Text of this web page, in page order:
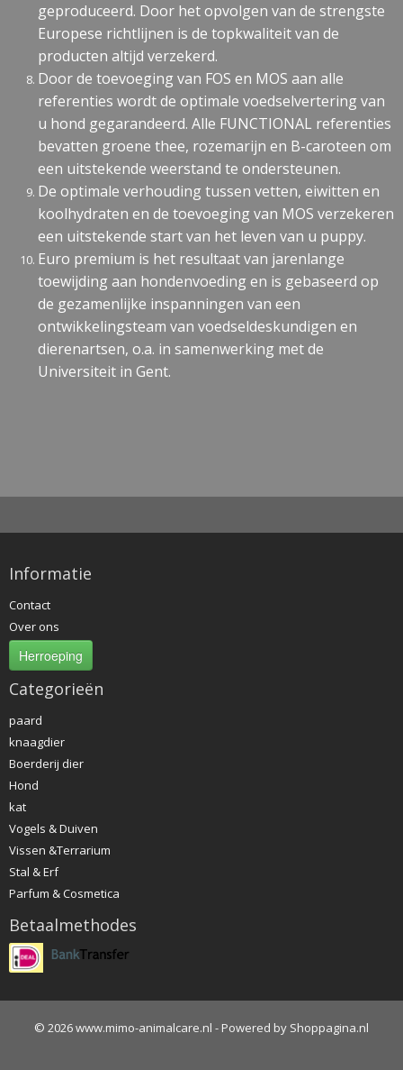
geproduceerd. Door het opvolgen van de strengste
Europese richtlijnen is de topkwaliteit van de
producten altijd verzekerd.
Door de toevoeging van FOS en MOS aan alle
referenties wordt de optimale voedselvertering van
u hond gegarandeerd. Alle FUNCTIONAL referenties
bevatten groene thee, rozemarijn en B-caroteen om
een uitstekende weerstand te ondersteunen.
De optimale verhouding tussen vetten, eiwitten en
koolhydraten en de toevoeging van MOS verzekeren
een uitstekende start van het leven van u puppy.
Euro premium is het resultaat van jarenlange
toewijding aan hondenvoeding en is gebaseerd op
de gezamenlijke inspanningen van een
ontwikkelingsteam van voedseldeskundigen en
dierenartsen, o.a. in samenwerking met de
Universiteit in Gent.
Informatie
Contact
Over ons
Herroeping
Categorieën
paard
knaagdier
Boerderij dier
Hond
kat
Vogels & Duiven
Vissen &Terrarium
Stal & Erf
Parfum & Cosmetica
Betaalmethodes
© 2026 www.mimo-animalcare.nl - Powered by Shoppagina.nl